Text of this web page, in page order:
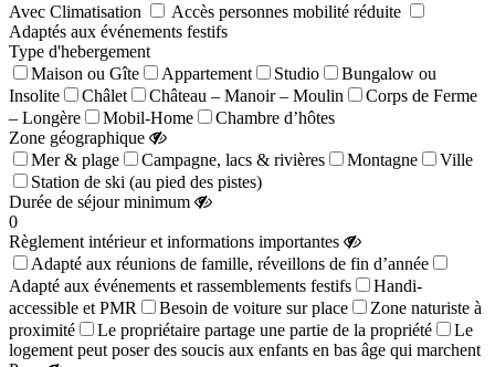
Avec Climatisation
Accès personnes mobilité réduite
Adaptés aux événements festifs
Type d'hebergement
Maison ou Gîte
Appartement Studio
Bungalow ou
Insolite
Châlet Château – Manoir – Moulin
Corps de Ferme
– Longère
Mobil-Home
Chambre d’hôtes
Zone géographique
Mer & plage
Campagne, lacs & rivières Montagne
Ville
Station de ski (au pied des pistes)
Durée de séjour minimum
0
Règlement intérieur et informations importantes
Adapté aux réunions de famille, réveillons de fin d’année
Adapté aux événements et rassemblements festifs
Handi-
accessible et PMR
Besoin de voiture sur place
Zone naturiste à
proximité
Le propriétaire partage une partie de la propriété
Le
logement peut poser des soucis aux enfants en bas âge qui marchent